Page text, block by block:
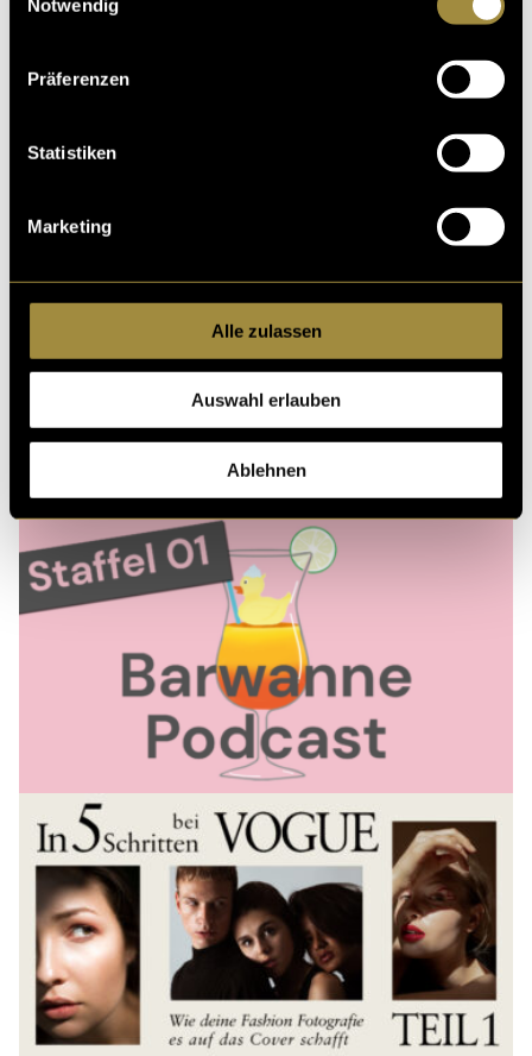
Notwendig
Präferenzen
Statistiken
Marketing
Alle zulassen
Auswahl erlauben
Ablehnen
Kritik